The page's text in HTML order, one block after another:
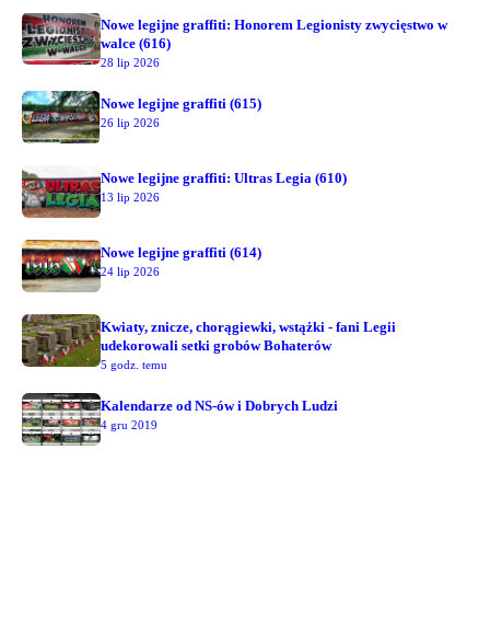
Nowe legijne graffiti: Honorem Legionisty zwycięstwo w
walce (616)
28 lip 2026
Nowe legijne graffiti (615)
26 lip 2026
Nowe legijne graffiti: Ultras Legia (610)
13 lip 2026
Nowe legijne graffiti (614)
24 lip 2026
Kwiaty, znicze, chorągiewki, wstążki - fani Legii
udekorowali setki grobów Bohaterów
5 godz. temu
Kalendarze od NS-ów i Dobrych Ludzi
4 gru 2019